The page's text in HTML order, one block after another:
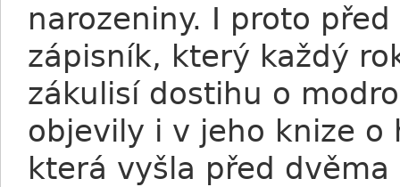
narozeniny. I proto
zápisník, který každý
zákulisí dostihu o
objevily i v jeho knize o
která vyšla před